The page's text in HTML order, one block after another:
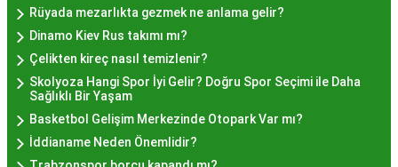
farklı mekanlarda çeşitli fiyat seçeneklerini
değerlendirerek, bütçenize uygun bir hayır lokması
bulabilirsiniz.
Hayır Lokması İstanbul
Deneyiminde Nelere Dikkat
Edilmeli?
Rüyada mezarlıkta gezmek ne anlama gelir?
Dinamo Kiev Rus takımı mı?
Çelikten kireç nasıl temizlenir?
Skolyoza Hangi Spor İyi Gelir? Doğru Spor Seçimi ile Daha
Sağlıklı Bir Yaşam
Basketbol Gelişim Merkezinde Otopark Var mı?
İddianame Neden Önemlidir?